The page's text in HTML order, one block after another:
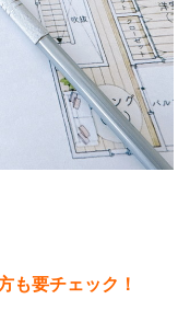
も要チェック！